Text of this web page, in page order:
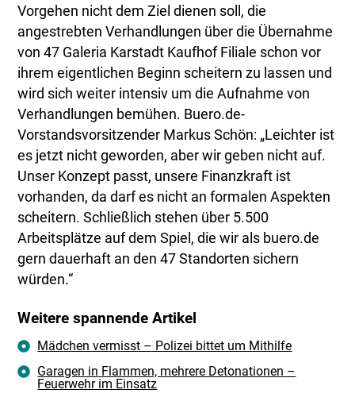
Vorgehen nicht dem Ziel dienen soll, die
angestrebten Verhandlungen über die Übernahme
von 47 Galeria Karstadt Kaufhof Filiale schon vor
ihrem eigentlichen Beginn scheitern zu lassen und
wird sich weiter intensiv um die Aufnahme von
Verhandlungen bemühen. Buero.de-
Vorstandsvorsitzender Markus Schön: „Leichter ist
es jetzt nicht geworden, aber wir geben nicht auf.
Unser Konzept passt, unsere Finanzkraft ist
vorhanden, da darf es nicht an formalen Aspekten
scheitern. Schließlich stehen über 5.500
Arbeitsplätze auf dem Spiel, die wir als buero.de
gern dauerhaft an den 47 Standorten sichern
würden.“
Weitere spannende Artikel
Mädchen vermisst – Polizei bittet um Mithilfe
Garagen in Flammen, mehrere Detonationen –
Feuerwehr im Einsatz